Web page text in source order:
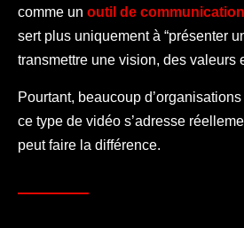
comme un outil de
sert plus uniquement à “présenter
transmettre une vision, des valeurs
Pourtant, beaucoup
ce type de vidéo s’adresse
peut faire la différence.